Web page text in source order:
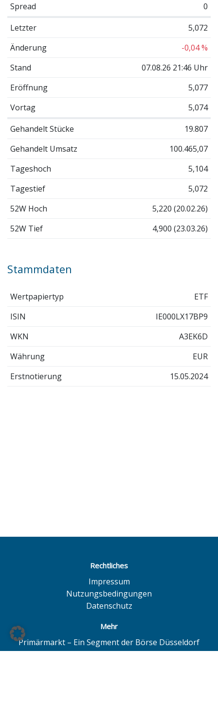
Spread
0
Letzter
5,072
Änderung
-0,04 %
Stand
07.08.26 21:46 Uhr
Eröffnung
5,077
Vortag
5,074
Gehandelt Stücke
19.807
Gehandelt Umsatz
100.465,07
Tageshoch
5,104
Tagestief
5,072
52W Hoch
5,220 (20.02.26)
52W Tief
4,900 (23.03.26)
Stammdaten
Wertpapiertyp
ETF
ISIN
IE000LX17BP9
WKN
A3EK6D
Währung
EUR
Erstnotierung
15.05.2024
Rechtliches
Impressum
Nutzungsbedingungen
Datenschutz
Mehr
Primärmarkt – Ein Segment der Börse Düsseldorf
Quotrix – Ein System der Börse Düsseldorf